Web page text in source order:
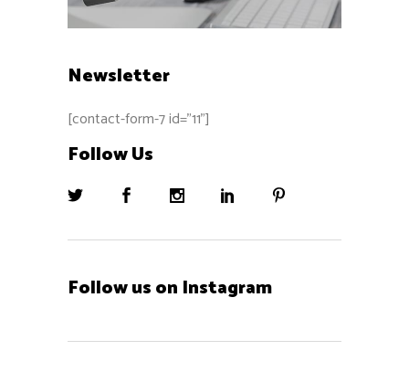
Newsletter
[contact-form-7 id="11"]
Follow Us
Follow us on Instagram